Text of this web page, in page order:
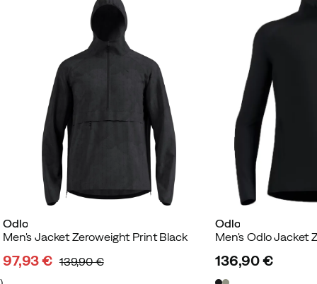
Odlo
Men's Jacket Zeroweight Print Black
97,93 € 139,90 €
Odlo
price
136,90 €